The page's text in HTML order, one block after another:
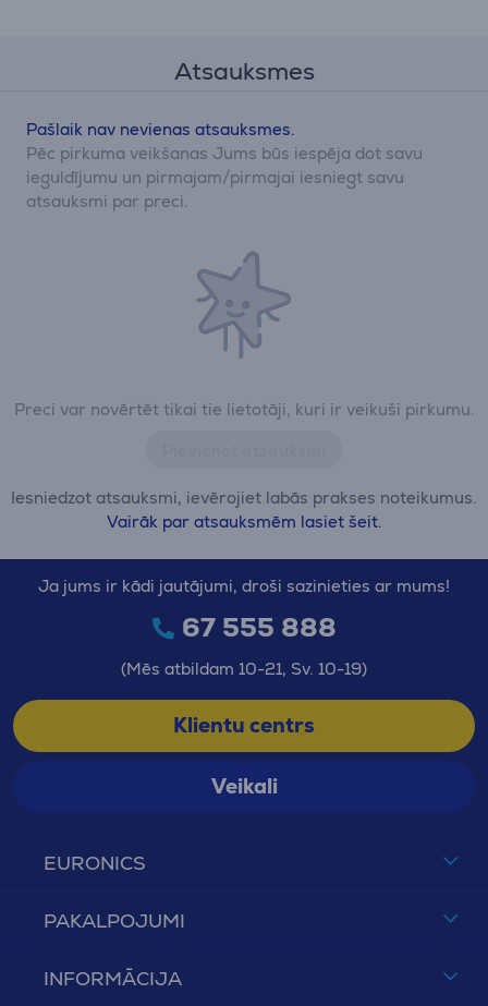
Atsauksmes
Preci var novērtēt tikai tie lietotāji, kuri ir veikuši pirkumu.
Iesniedzot atsauksmi, ievērojiet labās prakses noteikumus.
Vairāk par atsauksmēm lasiet šeit.
Pašlaik nav nevienas atsauksmes.
Pēc pirkuma veikšanas Jums būs iespēja dot savu
ieguldījumu un pirmajam/pirmajai iesniegt savu
atsauksmi par preci.
EURONICS
PAKALPOJUMI
INFORMĀCIJA
Ja jums ir kādi jautājumi, droši sazinieties ar mums!
67 555 888
(Mēs atbildam 10-21, Sv. 10-19)
Klientu centrs
Veikali